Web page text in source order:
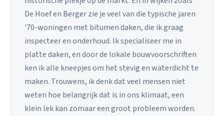
De Hoef en Berger zie je veel van die typische jaren
'70-woningen met bitumen daken, die ik graag
inspecteer en onderhoud. Ik specialiseer me in
platte daken, en door de lokale bouwvoorschriften
ken ik alle kneepjes om het stevig en waterdicht te
maken. Trouwens, ik denk dat veel mensen niet
weten hoe belangrijk dat is in ons klimaat, een
klein lek kan zomaar een groot probleem worden.